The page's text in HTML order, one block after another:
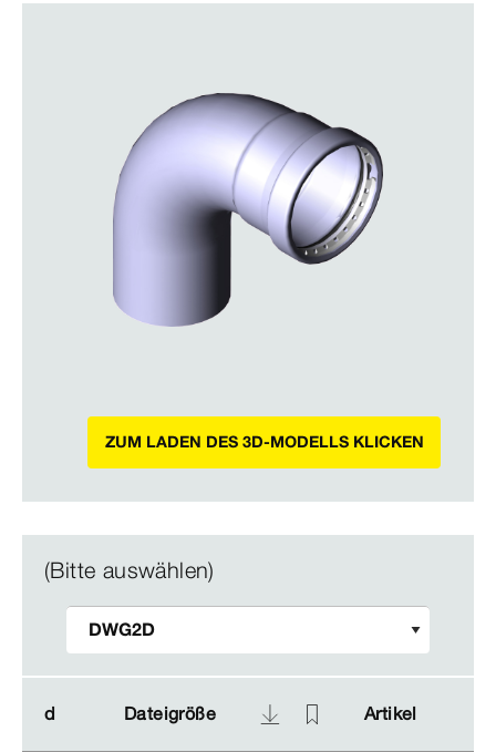
ZUM LADEN DES 3D-MODELLS KLICKEN
(Bitte auswählen)
d Dateigröße Artikel
d Dateigröße Artikel